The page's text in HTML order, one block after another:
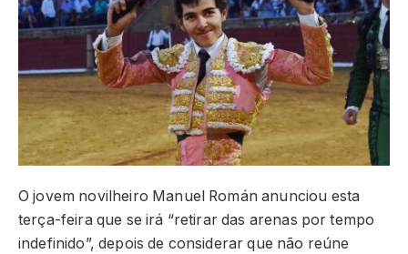
O jovem novilheiro Manuel Román anunciou esta
terça-feira que se irá “retirar das arenas por tempo
indefinido”, depois de considerar que não reúne